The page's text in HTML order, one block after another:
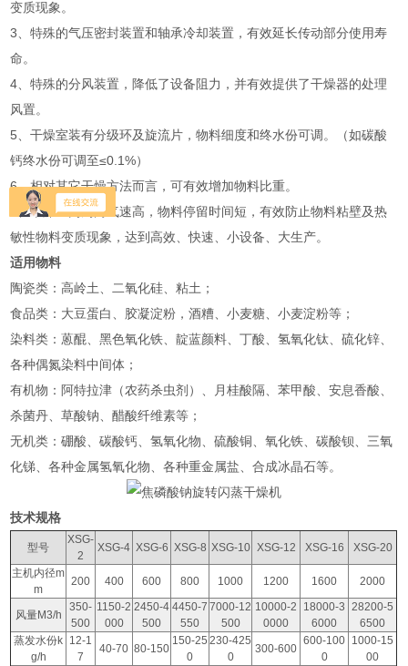
变质现象。
3、特殊的气压密封装置和轴承冷却装置，有效延长传动部分使用寿
命。
4、特殊的分风装置，降低了设备阻力，并有效提供了干燥器的处理
风置。
5、干燥室装有分级环及旋流片，物料细度和终水份可调。（如碳酸
钙终水份可调至≤0.1%）
6、相对其它干燥方法而言，可有效增加物料比重。
7、干燥室内周向气速高，物料停留时间短，有效防止物料粘壁及热
敏性物料变质现象，达到高效、快速、小设备、大生产。
适用物料
陶瓷类：高岭土、二氧化硅、粘土；
食品类：大豆蛋白、胶凝淀粉，酒糟、小麦糖、小麦淀粉等；
染料类：蒽醌、黑色氧化铁、靛蓝颜料、丁酸、氢氧化钛、硫化锌、
各种偶氮染料中间体；
有机物：阿特拉津（农药杀虫剂）、月桂酸隔、苯甲酸、安息香酸、
杀菌丹、草酸钠、醋酸纤维素等；
无机类：硼酸、碳酸钙、氢氧化物、硫酸铜、氧化铁、碳酸钡、三氧
化锑、各种金属氢氧化物、各种重金属盐、合成冰晶石等。
技术规格
型号
XSG-
2
XSG-4 XSG-6 XSG-8 XSG-10 XSG-12 XSG-16
XSG-20
主机内径m
m
200 400 600 800 1000 1200 1600 2000
风量M3/h
350-
500
1150-2
000
2450-4
500
4450-7
550
7000-12
500
10000-2
0000
18000-3
6000
28200-5
6500
蒸发水份k
g/h
12-1
7
40-70 80-150
150-25
0
230-425
0
300-600
600-100
0
1000-15
00